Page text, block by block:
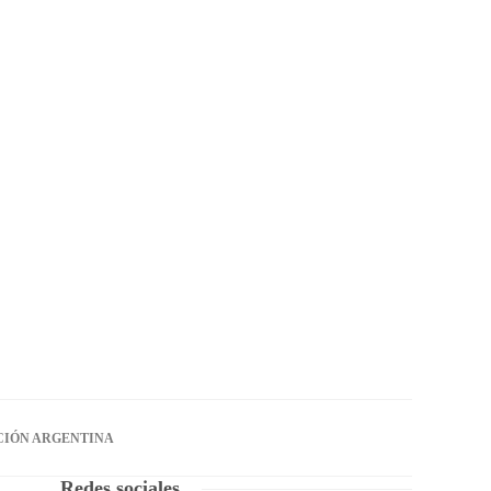
ARGENTINA